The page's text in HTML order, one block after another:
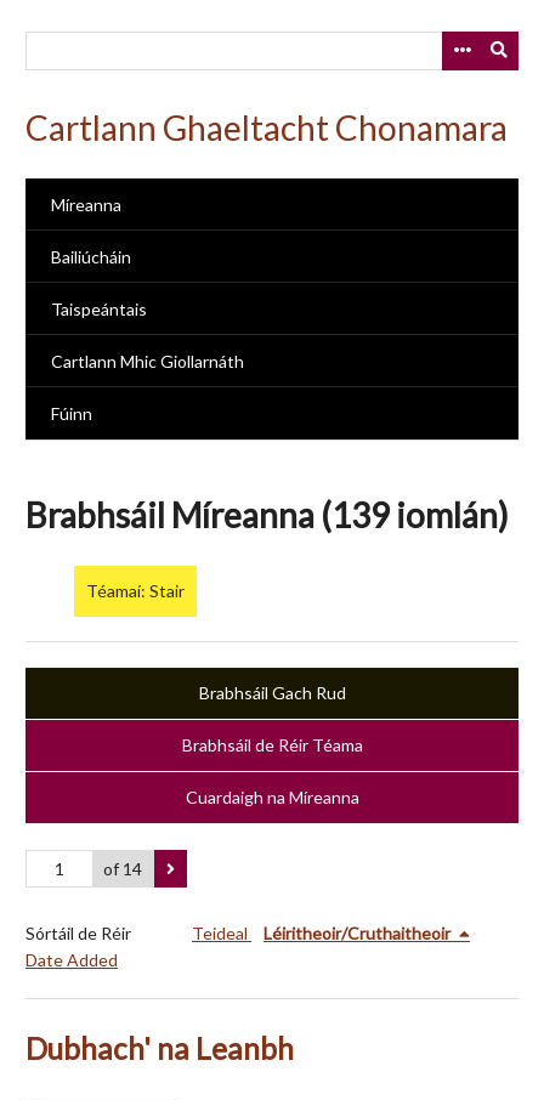
Cartlann Ghaeltacht Chonamara
Míreanna
Bailiúcháin
Taispeántais
Cartlann Mhic Giollarnáth
Fúinn
Brabhsáil Míreanna (139 iomlán)
Téamaí: Stair
Brabhsáil Gach Rud
Brabhsáil de Réir Téama
Cuardaigh na Míreanna
of 14
Sórtáil de Réir Teideal
Léiritheoir/Cruthaitheoir
Date Added
Dubhach' na Leanbh